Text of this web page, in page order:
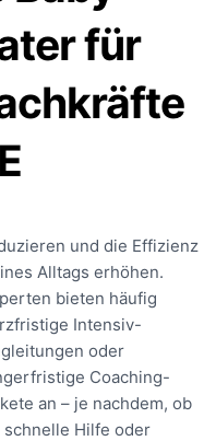
für
und die Effizienz
Alltags erhöhen.
bieten häufig
Intensiv-
oder
Coaching-
an – je nachdem, ob
schnelle Hilfe oder